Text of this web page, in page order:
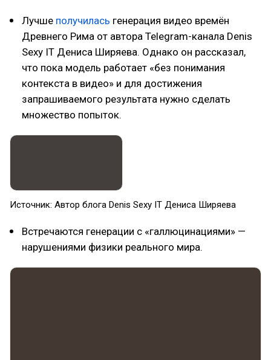
Лучше получилась генерация видео времён
Древнего Рима от автора Telegram-канала Denis
Sexy IT Дениса Ширяева. Однако он рассказал,
что пока модель работает «без понимания
контекста в видео» и для достижения
запрашиваемого результата нужно сделать
множество попыток.
Источник: Автор блога Denis Sexy IT Дениса Ширяева
Встречаются генерации с «галлюцинациями» —
нарушениями физики реального мира.